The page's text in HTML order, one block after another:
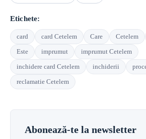
Etichete:
card card Cetelem Care Cetelem
Este
imprumut
imprumut Cetelem
inchidere card Cetelem
inchiderii
reclamatie Cetelem
Abonează-te la newsletter